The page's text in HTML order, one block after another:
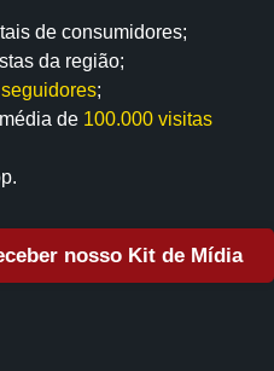
de consumidores;
da região;
;
de 100.000 visitas
nosso Kit de Mídia